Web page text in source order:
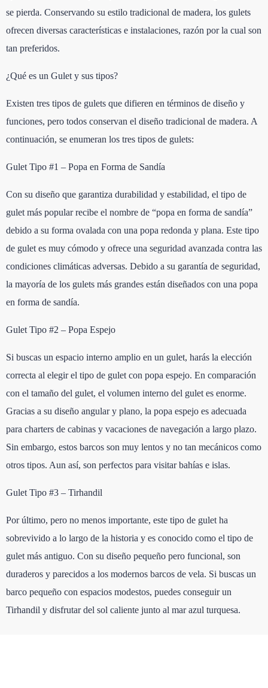
se pierda. Conservando su estilo tradicional de madera, los gulets
ofrecen diversas características e instalaciones, razón por la cual son
tan preferidos.
¿Qué es un Gulet y sus tipos?
Existen tres tipos de gulets que difieren en términos de diseño y
funciones, pero todos conservan el diseño tradicional de madera. A
continuación, se enumeran los tres tipos de gulets:
Gulet Tipo #1 – Popa en Forma de Sandía
Con su diseño que garantiza durabilidad y estabilidad, el tipo de
gulet más popular recibe el nombre de “popa en forma de sandía”
debido a su forma ovalada con una popa redonda y plana. Este tipo
de gulet es muy cómodo y ofrece una seguridad avanzada contra las
condiciones climáticas adversas. Debido a su garantía de seguridad,
la mayoría de los gulets más grandes están diseñados con una popa
en forma de sandía.
Gulet Tipo #2 – Popa Espejo
Si buscas un espacio interno amplio en un gulet, harás la elección
correcta al elegir el tipo de gulet con popa espejo. En comparación
con el tamaño del gulet, el volumen interno del gulet es enorme.
Gracias a su diseño angular y plano, la popa espejo es adecuada
para charters de cabinas y vacaciones de navegación a largo plazo.
Sin embargo, estos barcos son muy lentos y no tan mecánicos como
otros tipos. Aun así, son perfectos para visitar bahías e islas.
Gulet Tipo #3 – Tirhandil
Por último, pero no menos importante, este tipo de gulet ha
sobrevivido a lo largo de la historia y es conocido como el tipo de
gulet más antiguo. Con su diseño pequeño pero funcional, son
duraderos y parecidos a los modernos barcos de vela. Si buscas un
barco pequeño con espacios modestos, puedes conseguir un
Tirhandil y disfrutar del sol caliente junto al mar azul turquesa.